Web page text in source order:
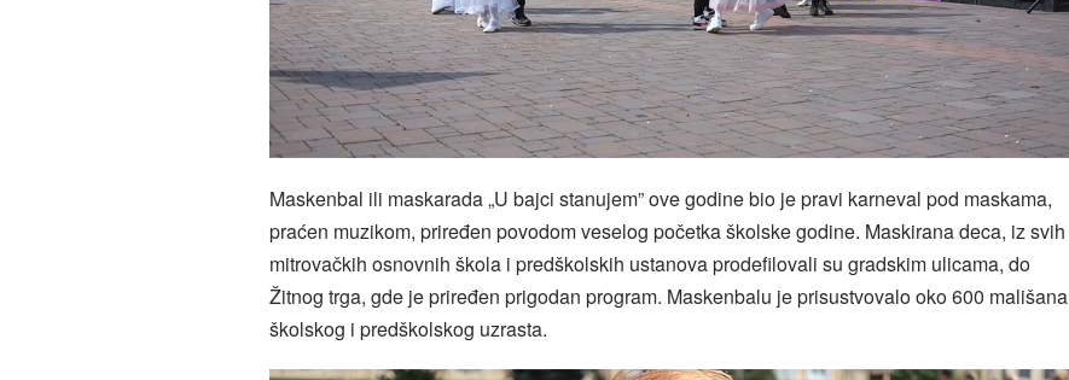
Maskenbal ili maskarada „U bajci stanujem” ove godine bio je pravi karneval pod maskama,
praćen muzikom, priređen povodom veselog početka školske godine. Maskirana deca, iz svih
mitrovačkih osnovnih škola i predškolskih ustanova prodefilovali su gradskim ulicama, do
Žitnog trga, gde je priređen prigodan program. Maskenbalu je prisustvovalo oko 600 mališana
školskog i predškolskog uzrasta.